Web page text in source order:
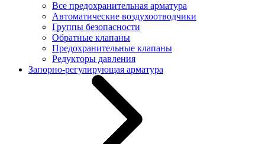
Все предохранительная арматура
Автоматические воздухоотводчики
Группы безопасности
Обратные клапаны
Предохранительные клапаны
Редукторы давления
Запорно-регулирующая арматура